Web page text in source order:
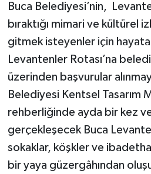
Buca Belediyesi’nin,
bıraktığı mimari ve kültürel
gitmek isteyenler için
Levantenler Rotası’na
üzerinden başvurular
Belediyesi Kentsel Tasarım
rehberliğinde ayda bir kez
gerçekleşecek Buca
sokaklar, köşkler ve
bir yaya güzergâhından